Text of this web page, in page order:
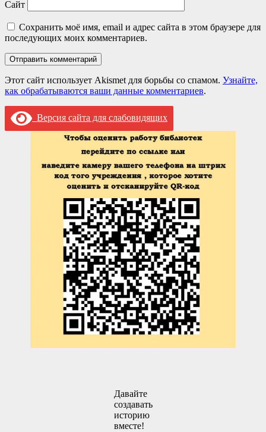
Сайт
Сохранить моё имя, email и адрес сайта в этом браузере для
последующих моих комментариев.
Этот сайт использует Akismet для борьбы со спамом. Узнайте,
как обрабатываются ваши данные комментариев.
Версия сайта для слабовидящих
Давайте
создавать
историю
вместе!